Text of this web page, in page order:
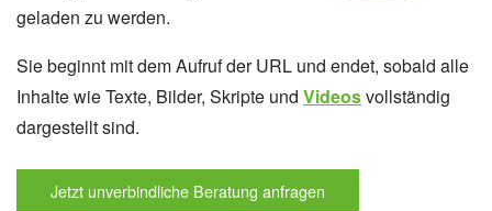
geladen zu werden.
Sie beginnt mit dem Aufruf der URL und endet, sobald alle
Inhalte wie Texte, Bilder, Skripte und Videosvollständig
dargestellt sind.
Jetzt unverbindliche Beratung anfragen